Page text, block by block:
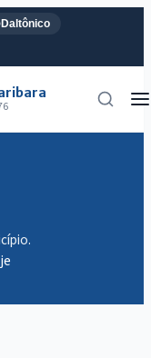
Daltônico